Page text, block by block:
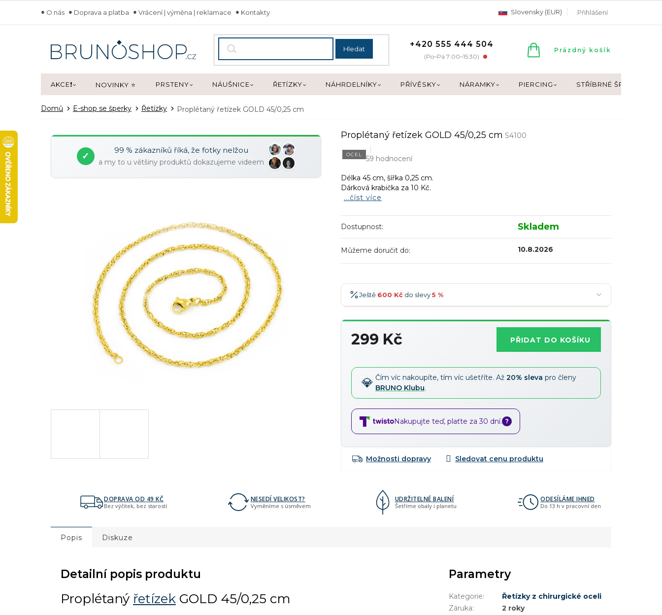
obsah
O nás Doprava a platba Vrácení | výměna | reklamace Kontakty Slovensky (EUR) Přihlášení
Hledat +420 555 444 504
(Po–Pá 7:00–15:30)
NÁKUPNÍ
Prázdný košík
AKCE❗ NOVINKY ⭐ PRSTENY NÁUŠNICE ŘETÍZKY NÁHRDELNÍKY PŘÍVĚSKY NÁRAMKY PIERCING STŘÍBRNÉ ŠPERKY
Domů E-shop se šperky Řetízky Proplétaný řetízek GOLD 45/0,25 cm
✓
99 % zákazníků říká, že fotky nelžou
a my to u většiny produktů dokazujeme videem
Proplétaný řetízek GOLD 45/0,25 cm S4100
OCEL 59 hodnocení
Délka 45 cm, šířka 0,25 cm.
Dárková krabička za 10 Kč.
...číst více
Dostupnost: Skladem
Můžeme doručit do: 10.8.2026
Ještě 600 Kč do slevy5 %
900 Kč → -7 %
Nejoblíbenější
1 500 Kč -15 %
299 Kč PŘIDAT DO KOŠÍKU
Čím víc nakoupíte, tím víc ušetříte. Až 20% sleva pro členy
BRUNO Klubu.
Nakupujte teď, plaťte za 30 dní. ?
Možnosti dopravy
DOPRAVA OD 49 KČ
Bez výčitek, bez starostí
NESEDÍ VELIKOST?
Vyměníme s úsměvem
UDRŽITELNÉ BALENÍ
Šetříme obaly i planetu
ODESÍLÁME IHNED
Do 13 h v pracovní den
Popis Diskuze
Detailní popis produktu
Proplétaný řetízek GOLD 45/0,25 cm
Parametry
Kategorie:
Řetízky z chirurgické oceli
Záruka:
2 roky